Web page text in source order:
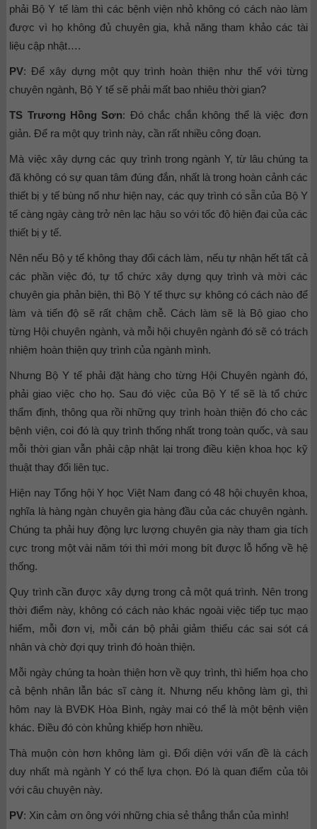
phải Bộ Y tế làm thì các bệnh viện nhỏ không có cách nào làm
được vì họ không đủ chuyên gia, khả năng tham khảo các tài
liệu cập nhật….
PV: Để xây dựng một quy trình hoàn thiện như thế với từng
chuyên ngành, Bộ Y tế sẽ phải mất bao nhiêu thời gian?
TS Trương Hồng Sơn: Đó chắc chắn không thể là việc đơn
giản. Để ra một quy trình này, cần rất nhiều công đoạn.
Mà việc xây dựng các quy trình trong ngành Y, từ lâu chúng ta
đã không có sự quan tâm đúng đắn, nhất là trong hoàn cảnh các
thiết bị y tế bùng nổ như hiện nay, các quy trình có sẵn của Bộ Y
tế càng ngày càng trở nên lạc hậu so với tốc độ hiện đại của các
thiết bị y tế.
Nên nếu Bộ y tế không thay đổi cách làm, nếu tự nhận hết tất cả
các phần việc đó, tự tổ chức xây dựng quy trình và mời các
chuyên gia phản biện, thì Bộ Y tế thực sự không có cách nào để
làm và tiến độ sẽ rất chậm chễ. Cách làm sẽ là Bộ giao cho
từng Hội chuyên ngành, và mỗi hội chuyên ngành đó sẽ có trách
nhiệm hoàn thiện quy trình của ngành mình.
Nhưng Bộ Y tế phải đặt hàng cho từng Hội Chuyên ngành đó,
phải giao việc cho họ. Sau đó việc của Bộ Y tế sẽ là tổ chức
thẩm định, thông qua rồi những quy trình hoàn thiện đó cho các
bệnh viện, coi đó là quy trình thống nhất trong toàn quốc, và sau
mỗi thời gian vẫn phải cập nhật lại trong điều kiện khoa học kỹ
thuật thay đổi liên tục.
Hiện nay Tổng hội Y học Việt Nam đang có 48 hội chuyên khoa,
nghĩa là hàng ngàn chuyên gia hàng đầu của các chuyên ngành.
Chúng ta phải huy động lực lượng chuyên gia này tham gia tích
cực trong một vài năm tới thì mới mong bít được lỗ hổng về hệ
thống.
Quy trình cần được xây dựng trong cả một quá trình. Nên trong
thời điểm này, không có cách nào khác ngoài việc tiếp tục mạo
hiểm, mỗi đơn vị, mỗi cán bộ phải giảm thiểu các sai sót cá
nhân và chờ đợi quy trình đó hoàn thiện.
Mỗi ngày chúng ta hoàn thiện hơn về quy trình, thì hiểm họa cho
cả bệnh nhân lẫn bác sĩ càng ít. Nhưng nếu không làm gì, thì
hôm nay là BVĐK Hòa Bình, ngày mai có thể là một bệnh viện
khác. Điều đó còn khủng khiếp hơn nhiều.
Thà muộn còn hơn không làm gì. Đối diện với vấn đề là cách
duy nhất mà ngành Y có thể lựa chọn. Đó là quan điểm của tôi
với câu chuyện này.
PV: Xin cảm ơn ông với những chia sẻ thẳng thắn của mình!